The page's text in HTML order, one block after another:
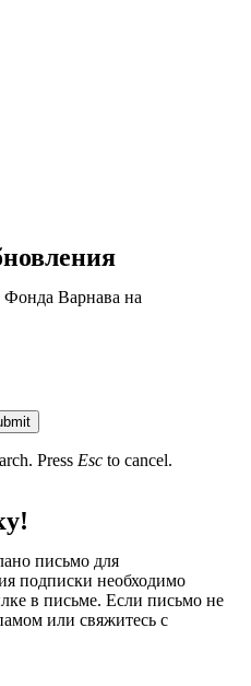
Фонда Варнава на
Press Esc to cancel.
письмо для
подписки необходимо
в письме. Если письмо не
или свяжитесь с